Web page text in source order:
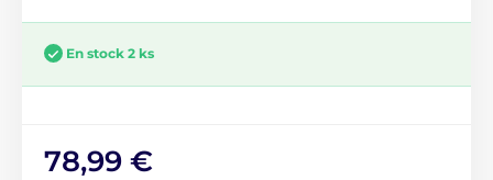
En stock 2 ks
78,99 €